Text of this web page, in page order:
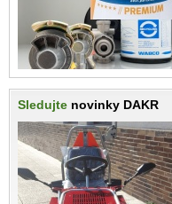
Sledujte novinky DAKR